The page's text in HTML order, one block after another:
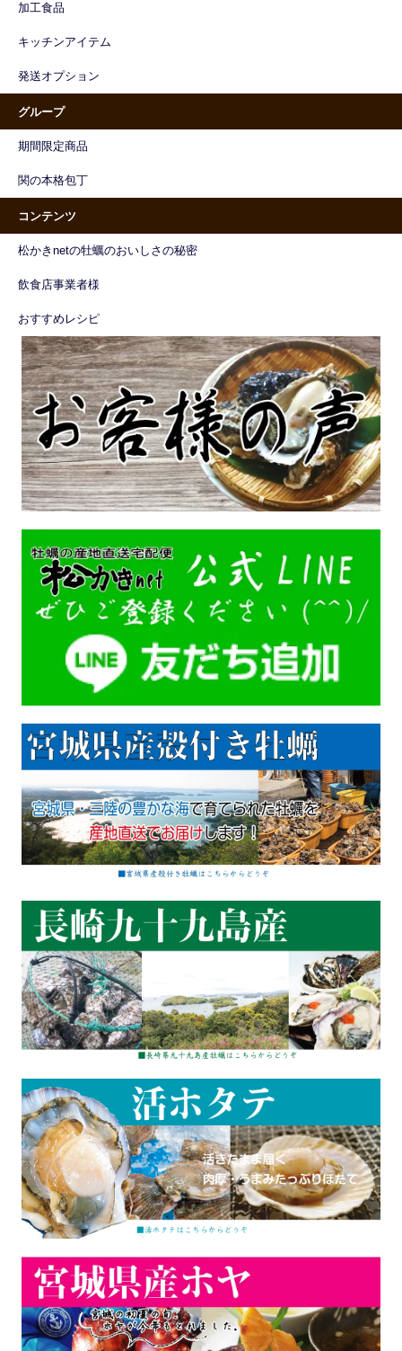
加工食品
キッチンアイテム
発送オプション
グループ
期間限定商品
関の本格包丁
コンテンツ
松かきnetの牡蠣のおいしさの秘密
飲食店事業者様
おすすめレシピ